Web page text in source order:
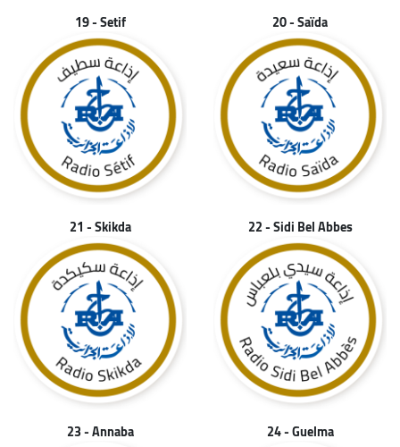
19 - Setif 20 - Saïda
21 - Skikda 22 - Sidi Bel Abbes
23 - Annaba 24 - Guelma